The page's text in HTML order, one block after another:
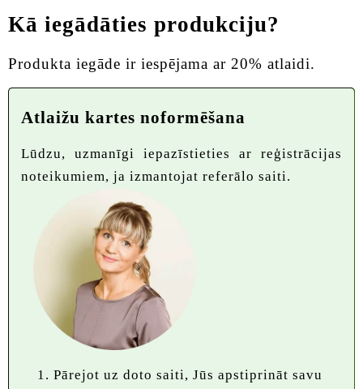
Kā iegādāties produkciju?
Produkta iegāde ir iespējama ar 20% atlaidi.
Atlaižu kartes noformēšana
Lūdzu, uzmanīgi iepazīstieties ar reģistrācijas
noteikumiem, ja izmantojat referālo saiti.
Pārejot uz doto saiti, Jūs apstiprināt savu